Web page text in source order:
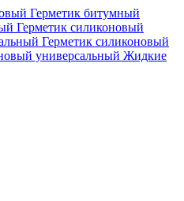
Герметик битумный
Герметик силиконовый
Герметик силиконовый
универсальный Жидкие